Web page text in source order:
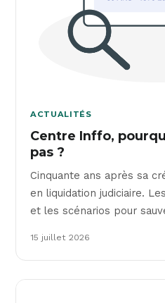
ACTUALITÉS
Centre Inffo,
pas ?
Cinquante ans après sa
en liquidation judiciaire.
et les scénarios pour
15 juillet 2026